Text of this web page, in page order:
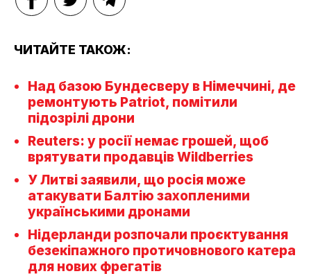
ЧИТАЙТЕ ТАКОЖ:
Над базою Бундесверу в Німеччині, де
ремонтують Patriot, помітили
підозрілі дрони
Reuters: у росії немає грошей, щоб
врятувати продавців Wildberries
У Литві заявили, що росія може
атакувати Балтію захопленими
українськими дронами
Нідерланди розпочали проєктування
безекіпажного протичовнового катера
для нових фрегатів